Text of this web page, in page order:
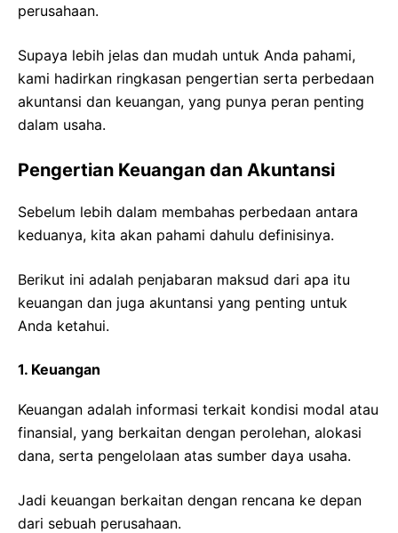
perusahaan.
Supaya lebih jelas dan mudah untuk Anda pahami,
kami hadirkan ringkasan pengertian serta perbedaan
akuntansi dan keuangan, yang punya peran penting
dalam usaha.
Pengertian Keuangan dan Akuntansi
Sebelum lebih dalam membahas perbedaan antara
keduanya, kita akan pahami dahulu definisinya.
Berikut ini adalah penjabaran maksud dari apa itu
keuangan dan juga akuntansi yang penting untuk
Anda ketahui.
1. Keuangan
Keuangan adalah informasi terkait kondisi modal atau
finansial, yang berkaitan dengan perolehan, alokasi
dana, serta pengelolaan atas sumber daya usaha.
Jadi keuangan berkaitan dengan rencana ke depan
dari sebuah perusahaan.